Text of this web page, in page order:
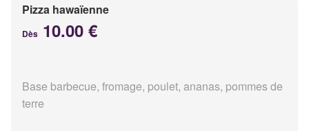
Pizza hawaïenne
Dès 10.00 €
Base barbecue, fromage, poulet, ananas, pommes de
terre